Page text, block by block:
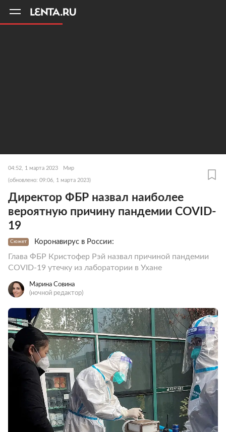
04:52, 1 марта 2023 Мир
(обновлено: 09:06, 1 марта 2023)
Директор ФБР назвал наиболее
вероятную причину пандемии COVID-
19
Сюжет Коронавирус в России:
Глава ФБР Кристофер Рэй назвал причиной пандемии
COVID-19 утечку из лаборатории в Ухане
Марина Совина
(ночной редактор)